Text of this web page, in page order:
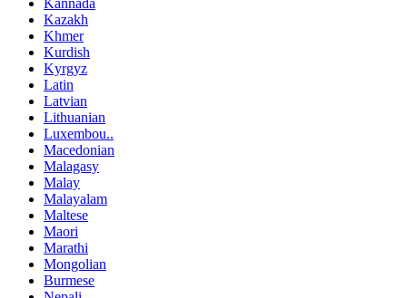
Kannada
Kazakh
Khmer
Kurdish
Kyrgyz
Latin
Latvian
Lithuanian
Luxembou..
Macedonian
Malagasy
Malay
Malayalam
Maltese
Maori
Marathi
Mongolian
Burmese